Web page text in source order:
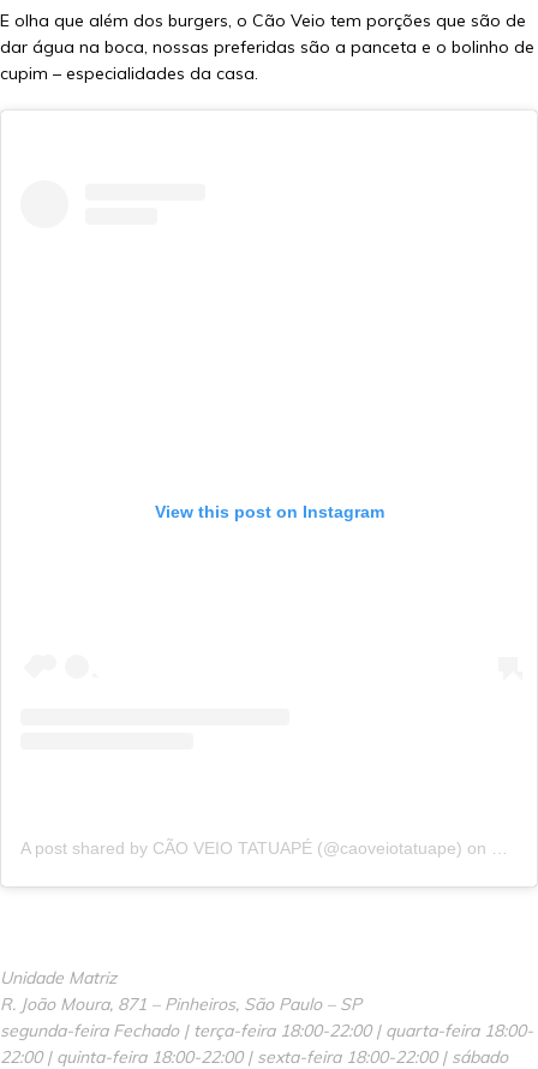
E olha que além dos burgers, o Cão Veio tem porções que são de
dar água na boca, nossas preferidas são a panceta e o bolinho de
cupim – especialidades da casa.
View this post on Instagram
A post shared by CÃO VEIO TATUAPÉ (@caoveiotatuape) on
Unidade Matriz
R. João Moura, 871 – Pinheiros, São Paulo – SP
segunda-feira Fechado | terça-feira 18:00-22:00 | quarta-feira 18:00-
22:00 | quinta-feira 18:00-22:00 | sexta-feira 18:00-22:00 | sábado